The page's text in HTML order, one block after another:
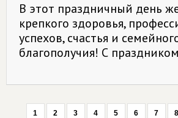
В этот праздничный день
крепкого здоровья,
успехов, счастья и
благополучия! С
1 2 3 4 5 6 7 8